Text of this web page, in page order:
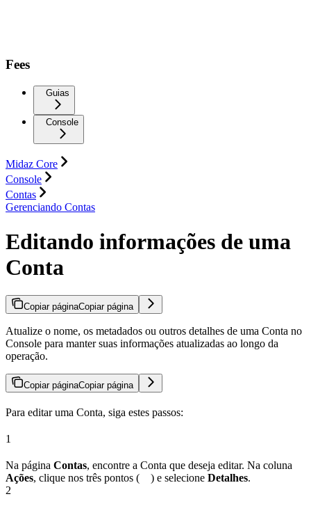
Fees
Guias
Console
Midaz Core
Console
Contas
Gerenciando Contas
Editando informações de uma
Conta
Copiar páginaCopiar página
Atualize o nome, os metadados ou outros detalhes de uma Conta no
Console para manter suas informações atualizadas ao longo da
operação.
Copiar páginaCopiar página
Para editar uma Conta, siga estes passos:
1
Na página Contas, encontre a Conta que deseja editar. Na coluna
Ações, clique nos três pontos ( ) e selecione Detalhes.
2